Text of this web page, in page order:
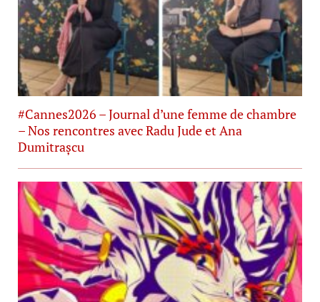
#Cannes2026 – Journal d’une femme de chambre
– Nos rencontres avec Radu Jude et Ana
Dumitrașcu